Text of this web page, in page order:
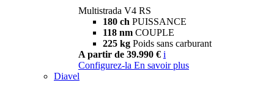
Multistrada V4 RS
180 ch PUISSANCE
118 nm COUPLE
225 kg Poids sans carburant
A partir de 39.990 € i
Configurez-la En savoir plus
Diavel